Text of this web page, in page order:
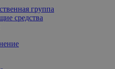
группа
средства